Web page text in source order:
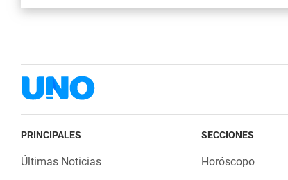
PRINCIPALES
Últimas Noticias
SECCIONES
Horóscopo